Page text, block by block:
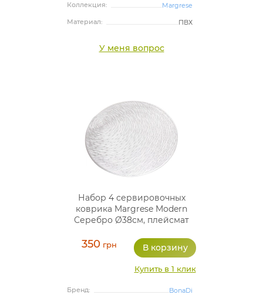
Коллекция:
Margrese
Материал:
ПВХ
У меня вопрос
Набор 4 сервировочных
коврика Margrese Modern
Серебро Ø38см, плейсмат
350 грн
Купить в 1 клик
Бренд:
BonaDi